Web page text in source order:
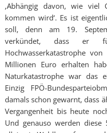
‚Abhängig davon, wie viel
kommen wird‘. Es ist
soll, denn am 19.
verkündet, dass er
Hochwasserkatastrophe
Millionen Euro erhalten
Naturkatastrophe war das
Einzig FPÖ-
damals schon gewarnt, dass
Vergangenheit bis heute
Und genauso werden